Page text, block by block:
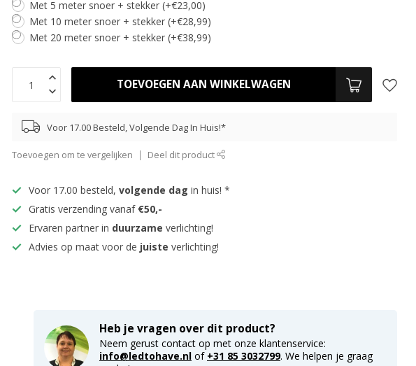
Met 5 meter snoer + stekker (+€23,00)
Met 10 meter snoer + stekker (+€28,99)
Met 20 meter snoer + stekker (+€38,99)
TOEVOEGEN AAN WINKELWAGEN
Voor 17.00 Besteld, Volgende Dag In Huis!*
Toevoegen om te vergelijken Deel dit product
Voor 17.00 besteld,volgende dag in huis! *
Gratis verzending vanaf €50,-
Ervaren partner in duurzame verlichting!
Advies op maat voor de juiste verlichting!
Heb je vragen over dit product?
Neem gerust contact op met onze klantenservice:
info@ledtohave.nl of +31 85 3032799. We helpen je graag